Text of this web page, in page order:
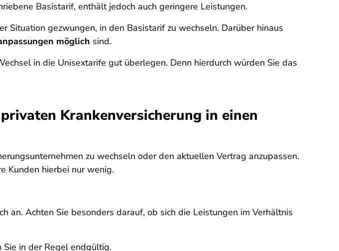
Basistarif, enthält jedoch auch geringere Leistungen.
gezwungen, in den Basistarif zu wechseln. Darüber hinaus
möglich sind.
in die Unisextarife gut überlegen. Denn hierdurch würden Sie das
Krankenversicherung in einen
zu wechseln oder den aktuellen Vertrag anzupassen.
Kunden hierbei nur wenig.
an. Achten Sie besonders darauf, ob sich die Leistungen im Verhältnis
Sie in der Regel endgültig.